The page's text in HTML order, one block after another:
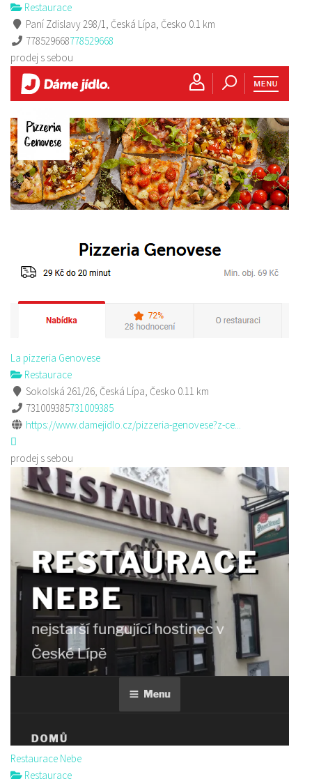
Restaurace
Paní Zdislavy 298/1, Česká Lípa, Česko 0.1 km
778529668778529668
prodej s sebou
La pizzeria Genovese
Restaurace
Sokolská 261/26, Česká Lípa, Česko 0.11 km
731009385731009385
https://www.damejidlo.cz/pizzeria-genovese?z-ce...
prodej s sebou
Restaurace Nebe
Restaurace